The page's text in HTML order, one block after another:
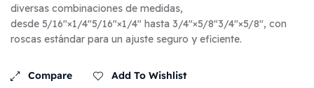
diversas combinaciones de medidas,
desde 5/16″×1/4″5/16″×1/4″ hasta 3/4″×5/8″3/4″×5/8″, con
roscas estándar para un ajuste seguro y eficiente.
Compare Add To Wishlist